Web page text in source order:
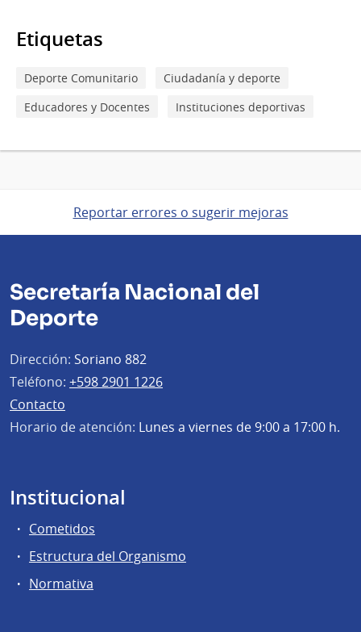
Etiquetas
Deporte Comunitario
Ciudadanía y deporte
Educadores y Docentes
Instituciones deportivas
Reportar errores o sugerir mejoras
Secretaría Nacional del
Deporte
Dirección: Soriano 882
Teléfono: +598 2901 1226
Contacto
Horario de atención: Lunes a viernes de 9:00 a 17:00 h.
Institucional
Cometidos
Estructura del Organismo
Normativa